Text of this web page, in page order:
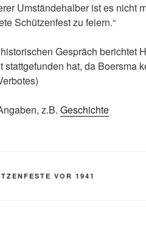
Umständehalber ist es nicht
Schützenfest zu feiern.“
Gespräch berichtet
stattgefunden hat, da Boersma
z.B. Geschichte
VOR 1941